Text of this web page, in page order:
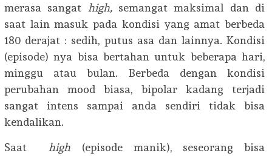
merasa sangat
high, semangat maksimal dan di
saat lain masuk pada kondisi yang amat berbeda
180 derajat : sedih, putus asa dan lainnya. Kondisi
(episode) nya bisa bertahan untuk beberapa hari,
minggu atau bulan. Berbeda dengan kondisi
perubahan mood biasa, bipolar kadang terjadi
sangat intens sampai anda sendiri tidak bisa
kendalikan.
Saat high (episode manik), seseorang bisa